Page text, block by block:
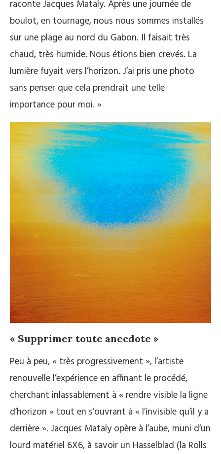
raconte Jacques Mataly. Après une journée de
boulot, en tournage, nous nous sommes installés
sur une plage au nord du Gabon. Il faisait très
chaud, très humide. Nous étions bien crevés. La
lumière fuyait vers l’horizon. J’ai pris une photo
sans penser que cela prendrait une telle
importance pour moi. »
« Supprimer toute anecdote »
Peu à peu, « très progressivement », l’artiste
renouvelle l’expérience en affinant le procédé,
cherchant inlassablement à « rendre visible la ligne
d’horizon » tout en s’ouvrant à « l’invisible qu’il y a
derrière ». Jacques Mataly opère à l’aube, muni d’un
lourd matériel 6X6, à savoir un Hasselblad (la Rolls